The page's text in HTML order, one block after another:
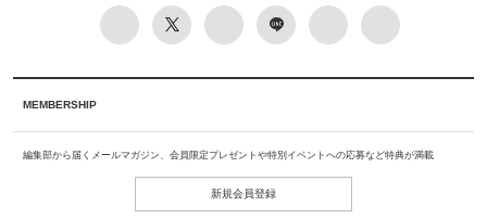
MEMBERSHIP
編集部から届くメールマガジン、会員限定プレゼントや特別イベントへの応募など特典が満載
新規会員登録